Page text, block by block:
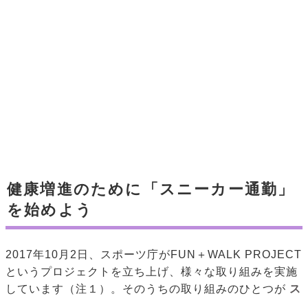
健康増進のために「スニーカー通勤」
を始めよう
2017年10月2日、スポーツ庁がFUN＋WALK PROJECT
というプロジェクトを立ち上げ、様々な取り組みを実施
しています（注１）。そのうちの取り組みのひとつが ス